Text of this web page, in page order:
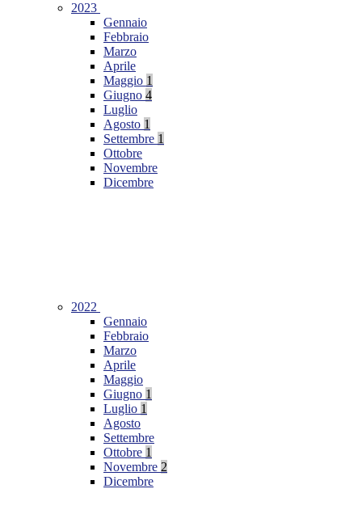
2023
Gennaio
Febbraio
Marzo
Aprile
Maggio 1
Giugno 4
Luglio
Agosto 1
Settembre 1
Ottobre
Novembre
Dicembre
2022
Gennaio
Febbraio
Marzo
Aprile
Maggio
Giugno 1
Luglio 1
Agosto
Settembre
Ottobre 1
Novembre 2
Dicembre